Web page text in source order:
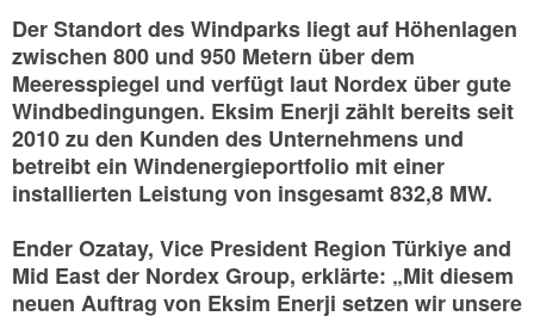
Der Standort des Windparks liegt auf Höhenlagen
zwischen 800 und 950 Metern über dem
Meeresspiegel und verfügt laut Nordex über gute
Windbedingungen. Eksim Enerji zählt bereits seit
2010 zu den Kunden des Unternehmens und
betreibt ein Windenergieportfolio mit einer
installierten Leistung von insgesamt 832,8 MW.
Ender Ozatay, Vice President Region Türkiye and
Mid East der Nordex Group, erklärte: „Mit diesem
neuen Auftrag von Eksim Enerji setzen wir unsere